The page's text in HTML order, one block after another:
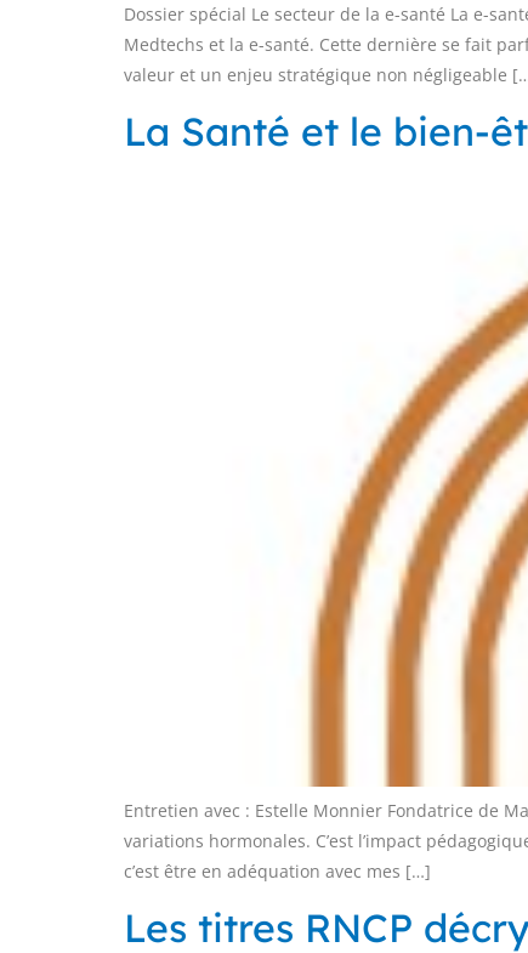
Dossier spécial Le secteur de la e-santé La e-
Medtechs et la e-santé. Cette dernière se fait
valeur et un enjeu stratégique non négligeable
La Santé et le bien-
Entretien avec : Estelle Monnier Fondatrice de
variations hormonales. C’est l’impact
c’est être en adéquation avec mes […]
Les titres RNCP